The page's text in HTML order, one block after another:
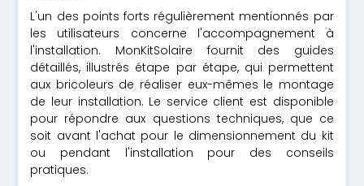
L'un des points forts régulièrement mentionnés par
les utilisateurs concerne l'accompagnement à
l'installation. MonKitSolaire fournit des guides
détaillés, illustrés étape par étape, qui permettent
aux bricoleurs de réaliser eux-mêmes le montage
de leur installation. Le service client est disponible
pour répondre aux questions techniques, que ce
soit avant l'achat pour le dimensionnement du kit
ou pendant l'installation pour des conseils
pratiques.